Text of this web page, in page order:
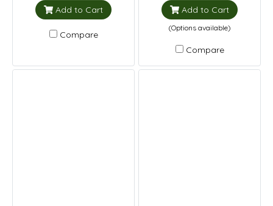
Add to Cart
Compare
Add to Cart
(Options available)
Compare